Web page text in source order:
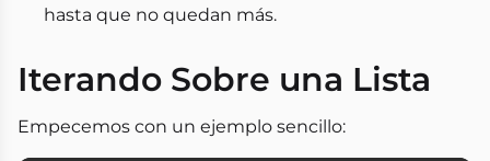
hasta que no quedan más.
Iterando Sobre una Lista
Empecemos con un ejemplo sencillo: